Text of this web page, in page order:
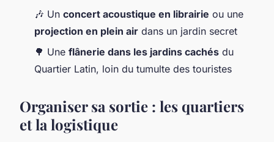
🎶 Un concert acoustique en librairie ou une
projection en plein air dans un jardin secret
🌳 Une flânerie dans les jardins cachés du
Quartier Latin, loin du tumulte des touristes
Organiser sa sortie : les quartiers
et la logistique